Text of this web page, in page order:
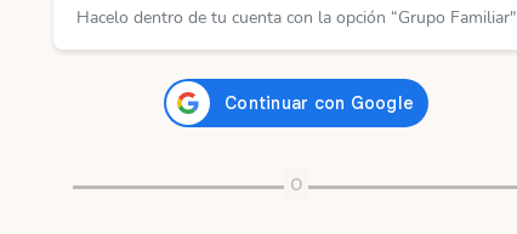
Hacelo dentro de tu cuenta con la opción “Grupo Familiar"